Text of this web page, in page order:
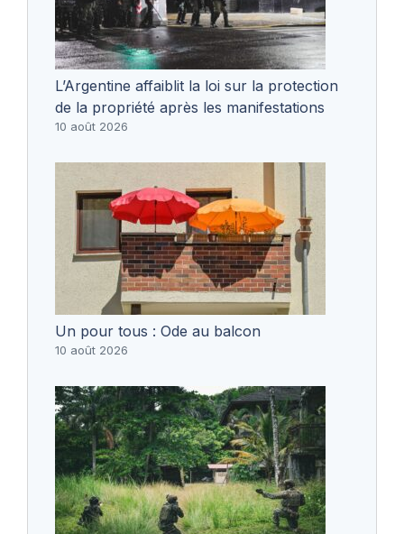
L’Argentine affaiblit la loi sur la protection
de la propriété après les manifestations
10 août 2026
Un pour tous : Ode au balcon
10 août 2026